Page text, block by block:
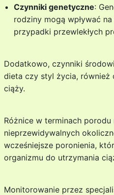
Czynniki genetyczne:
rodziny mogą wpływać
przypadki przewlekłych
Dodatkowo, czynniki
dieta czy styl życia, również
ciąży.
Różnice w terminach
nieprzewidywalnych
wcześniejsze poronienia,
organizmu do utrzymania
Monitorowanie przez